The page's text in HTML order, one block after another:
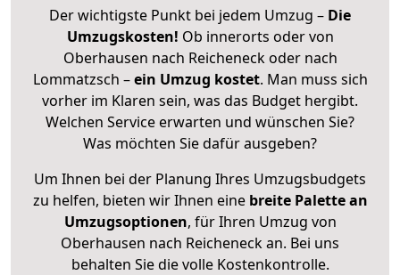
Der wichtigste Punkt bei jedem Umzug – Die
Umzugskosten! Ob innerorts oder von
Oberhausen nach Reicheneck oder nach
Lommatzsch –ein Umzug kostet. Man muss sich
vorher im Klaren sein, was das Budget hergibt.
Welchen Service erwarten und wünschen Sie?
Was möchten Sie dafür ausgeben?
Um Ihnen bei der Planung Ihres Umzugsbudgets
zu helfen, bieten wir Ihnen eine breite Palette an
Umzugsoptionen, für Ihren Umzug von
Oberhausen nach Reicheneck an. Bei uns
behalten Sie die volle Kostenkontrolle.